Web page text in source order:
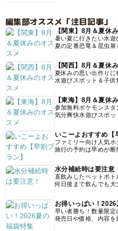
編集部オススメ「注目記事」
【関東】8月＆夏休
暑い夏に行きたい水遊
夏の定番恐竜＆昆虫展
【関西】8月＆夏休
夏休みの思い出作りに
水遊びスポット＆子供
【東海】8月＆夏休
参加無料ポケモンスタ
気分爽快水遊びスポッ
いこーよおすすめ【
ファミリー向け人気ホ
旅行の予約は早めが断
水分補給時は要注意
直飲みしたペットボト
何日後まで飲んでも大
お得いっぱい！
早い者勝ち！数量限定
発売日や価格、内容を